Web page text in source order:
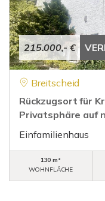
215.000,- €
Breitscheid
Rückzugsort für
Privatsphäre auf
Einfamilienhaus
130 m²
WOHNFLÄCHE